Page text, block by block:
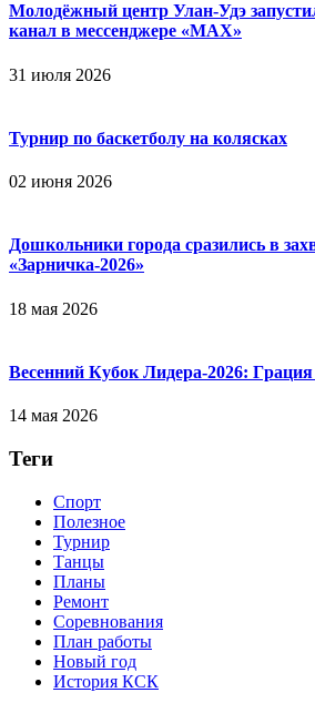
Молодёжный центр Улан-Удэ
канал в мессенджере «МАХ»
31 июля 2026
Турнир по баскетболу на колясках
02 июня 2026
Дошкольники города сразились в
«Зарничка‑2026»
18 мая 2026
Весенний Кубок Лидера-2026:
14 мая 2026
Теги
Спорт
Полезное
Турнир
Танцы
Планы
Ремонт
Соревнования
План работы
Новый год
История КСК